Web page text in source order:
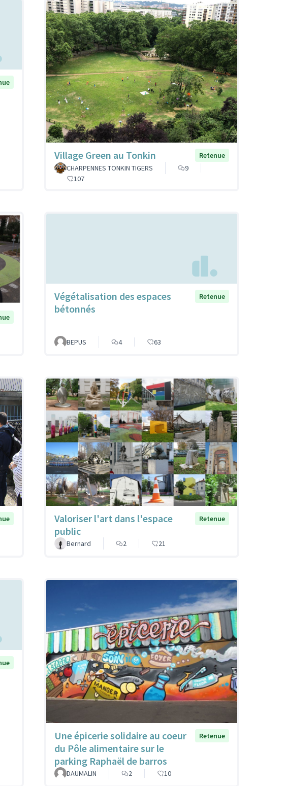
Village Green au Tonkin
Retenue
CHARPENNES TONKIN TIGERS
9
107
Végétalisation des espaces
bétonnés
Retenue
BEPUS 4 63
Valoriser l'art dans l'espace
public
Retenue
Bernard 2 21
Une épicerie solidaire au coeur
du Pôle alimentaire sur le
parking Raphaël de barros
Retenue
DAUMALIN 2 10